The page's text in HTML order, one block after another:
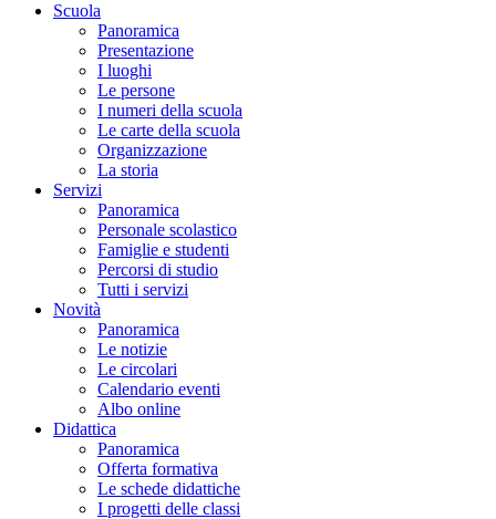
Scuola
Panoramica
Presentazione
I luoghi
Le persone
I numeri della scuola
Le carte della scuola
Organizzazione
La storia
Servizi
Panoramica
Personale scolastico
Famiglie e studenti
Percorsi di studio
Tutti i servizi
Novità
Panoramica
Le notizie
Le circolari
Calendario eventi
Albo online
Didattica
Panoramica
Offerta formativa
Le schede didattiche
I progetti delle classi